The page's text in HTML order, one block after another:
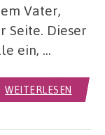
Vater,
Seite. Dieser
ein, …
WEITERLESEN